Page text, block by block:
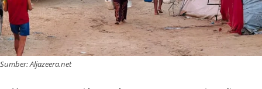
Sumber: Aljazeera.net